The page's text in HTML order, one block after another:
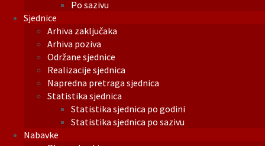
Po sazivu
Sjednice
Arhiva zaključaka
Arhiva poziva
Održane sjednice
Realizacije sjednica
Napredna pretraga sjednica
Statistika sjednica
Statistika sjednica po godini
Statistika sjednica po sazivu
Nabavke